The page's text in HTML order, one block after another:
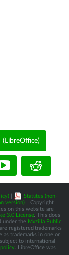
(LibreOffice)
Statutes (non-
version)
| Copyright
on this website are
3.0 License. This does
under the Mozilla Public
registered trademarks
as trademarks in one or
to international
. LibreOffice was